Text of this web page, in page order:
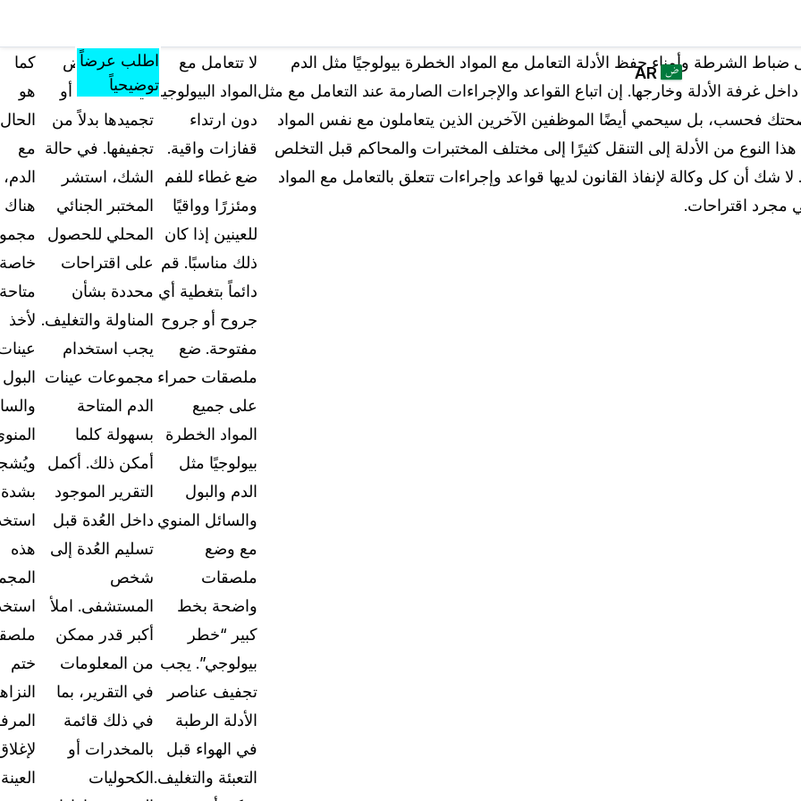
برنامج
CASEGUARD
STUDIO لتعتيم
البيانات الخاصة،
عمليات النسخ
والترجمة بشكل
أوتاماتيكي
تنقيح وتعتيم ملفات الفيديو
القطاعات
من يستخدم
قوات القانون
قطاع النقل
الأسعار
المعرفة
تشمل كل ما
يقدمه الموقع من
أدوات ومواد
تعليمية ومعرفية
الأسئلة الشائعة
إجابات على أسئلتكم الأكثر شيوعاً حول "كيس
المدونة
نصائح التعتيم، وأدلة الاستخدام، وأخبار القطاع
تجارب العملاء
تعرف على كيفية مواجهة العملاء لتحديات التعتيم
أرض الواقع باستخدام كيس جارد
الدعم والمساعدة
وثائق شاملة وأدلة المستخدمين لتطبيق "كيس
ما الجديد
استكشف آخر تحديثات كيس جارد وتعرف على
استخدام الميزات الجديدة
قصص النجاح
استمع مباشرة إلى تجارب الأشخاص الذين
كيس جارد يومياً
عن الشركة
مسيرتنا، رؤيتنا، والمبادئ التي نؤمن بها
الوظائف
والفعاليات
AR
English
Español
اطلب عرضاً
توضيحياً
الشرطة وأمناء حفظ الأدلة التعامل مع المواد الخطرة بيولوجيًا مثل الدم
غرفة الأدلة وخارجها. إن اتباع القواعد والإجراءات الصارمة عند التعامل مع مثل
فحسب، بل سيحمي أيضًا الموظفين الآخرين الذين يتعاملون مع نفس المواد
النوع من الأدلة إلى التنقل كثيرًا إلى مختلف المختبرات والمحاكم قبل التخلص
شك أن كل وكالة لإنفاذ القانون لديها قواعد وإجراءات تتعلق بالتعامل مع المواد
مجرد اقتراحات.
لا تتعامل مع
المواد البيولوجية
دون ارتداء
قفازات واقية.
ضع غطاء للفم
ومئزرًا وواقيًا
للعينين إذا كان
ذلك مناسبًا. قم
دائماً بتغطية أي
جروح أو جروح
مفتوحة. ضع
ملصقات حمراء
على جميع
المواد الخطرة
بيولوجيًا مثل
الدم والبول
والسائل المنوي
مع وضع
ملصقات
واضحة بخط
كبير “خطر
بيولوجي”. يجب
تجفيف عناصر
الأدلة الرطبة
في الهواء قبل
التعبئة والتغليف.
يتم تبريد بعض
عينات الأدلة أو
تجميدها بدلاً من
تجفيفها. في حالة
الشك، استشر
المختبر الجنائي
المحلي للحصول
على اقتراحات
محددة بشأن
المناولة والتغليف.
يجب استخدام
مجموعات عينات
الدم المتاحة
بسهولة كلما
أمكن ذلك. أكمل
التقرير الموجود
داخل العُدة قبل
تسليم العُدة إلى
شخص
المستشفى. املأ
أكبر قدر ممكن
من المعلومات
في التقرير، بما
في ذلك قائمة
بالمخدرات أو
الكحوليات
كما
هو
الحال
مع
الدم،
هناك
خاصة
متاحة
لأخذ
البول
بشدة
هذه
ختم
العينة